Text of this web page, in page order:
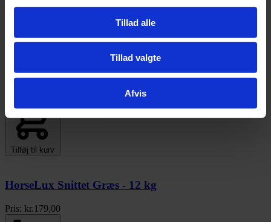
Tillad alle
Tillad valgte
Afvis
Tilføj til kurv
HorseLux Snittet Græs - 12 kg
Pris: kr.179,00